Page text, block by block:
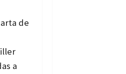
de
a